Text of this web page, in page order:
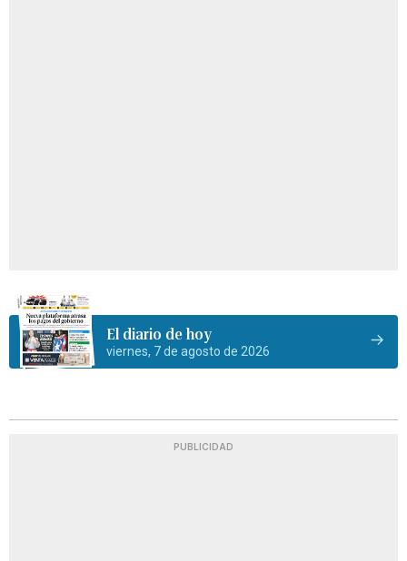
El diario de hoy
viernes, 7 de agosto de 2026
PUBLICIDAD